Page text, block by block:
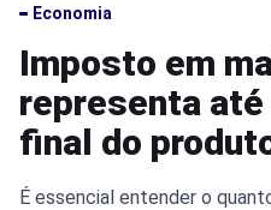
Economia
Imposto em
representa até
final do
É essencial entender o